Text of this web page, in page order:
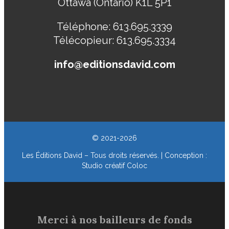
Téléphone: 613.695.3339
Télécopieur: 613.695.3334
info@editionsdavid.com
© 2021-2026
Les Éditions David – Tous droits réservés. | Conception :
Studio créatif Coloc
Merci à nos bailleurs de fonds